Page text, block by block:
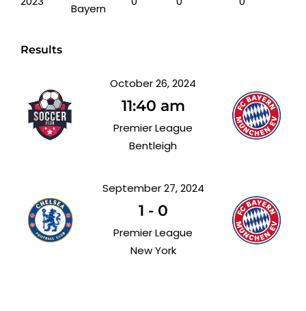
Bayern
Results
October 26, 2024
11:40 am
Premier League
Bentleigh
September 27, 2024
1 - 0
Premier League
New York